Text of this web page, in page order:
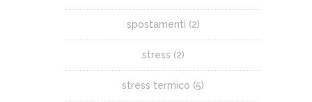
spostamenti (2)
stress (2)
stress termico (5)